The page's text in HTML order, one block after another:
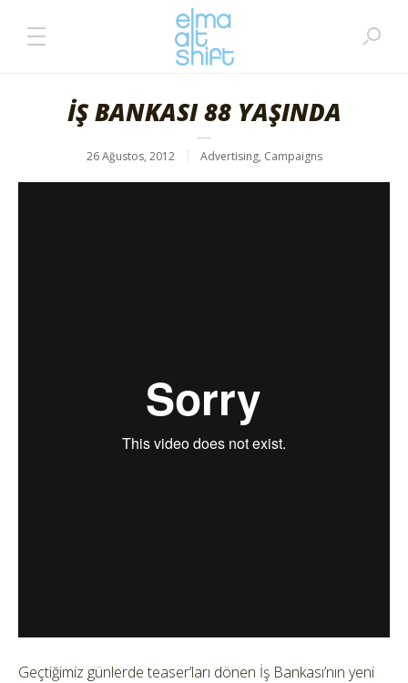
İŞ BANKASI 88 YAŞINDA
26 Ağustos, 2012 Advertising, Campaigns
Geçtiğimiz günlerde teaser’ları dönen İş Bankası’nın yeni